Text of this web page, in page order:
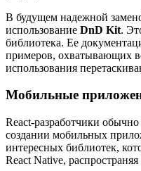
В будущем надежной
использование DnD Kit.
библиотека. Ее
примеров, охватывающих
использования
Мобильные
React-разработчики
создании мобильных
интересных библиотек,
React Native,